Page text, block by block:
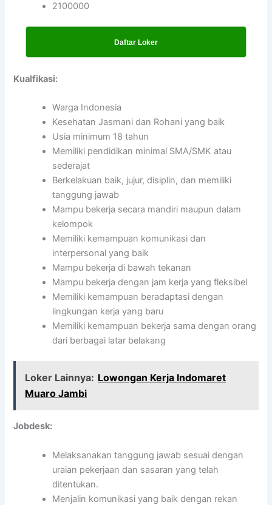
2100000
Daftar Loker
Kualfikasi:
Warga Indonesia
Kesehatan Jasmani dan Rohani yang baik
Usia minimum 18 tahun
Memiliki pendidikan minimal SMA/SMK atau
sederajat
Berkelakuan baik, jujur, disiplin, dan memiliki
tanggung jawab
Mampu bekerja secara mandiri maupun dalam
kelompok
Memiliki kemampuan komunikasi dan
interpersonal yang baik
Mampu bekerja di bawah tekanan
Mampu bekerja dengan jam kerja yang fleksibel
Memiliki kemampuan beradaptasi dengan
lingkungan kerja yang baru
Memiliki kemampuan bekerja sama dengan orang
dari berbagai latar belakang
Loker Lainnya: Lowongan Kerja Indomaret
Muaro Jambi
Jobdesk:
Melaksanakan tanggung jawab sesuai dengan
uraian pekerjaan dan sasaran yang telah
ditentukan.
Menjalin komunikasi yang baik dengan rekan